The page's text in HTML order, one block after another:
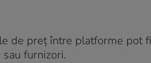
de preț între platforme pot fi
furnizori.